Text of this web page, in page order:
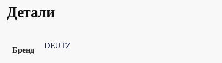
Детали
Бренд
DEUTZ